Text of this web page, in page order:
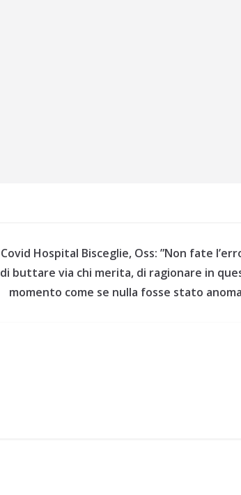
Covid Hospital Bisceglie, Oss: ”Non fate
di buttare via chi merita, di ragionare in
momento come se nulla fosse stato